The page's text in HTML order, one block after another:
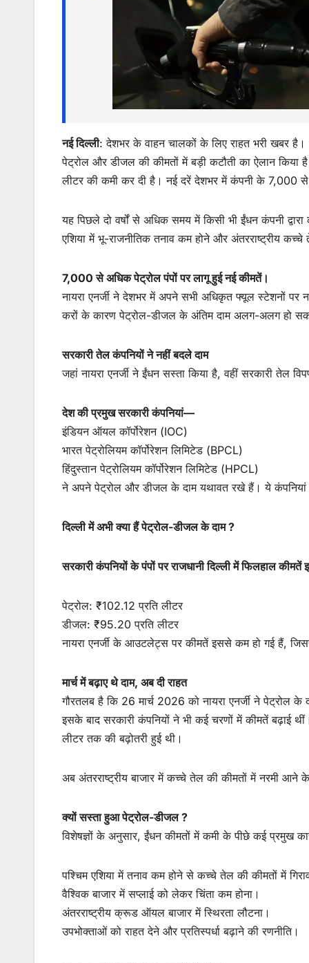
o
k
e
n
g
er
नई दिल्ली: देशभर के वाहन चालकों के लिए राहत भरी खबर
पेट्रोल और डीजल की कीमतों में बड़ी कटौती का ऐलान
लीटर की कमी कर दी है। नई दरें देशभर में कंपनी के 7,000
यह पिछले दो वर्षों से अधिक समय में किसी भी ईंधन कंपनी
एशिया में भू-राजनीतिक तनाव कम होने और अंतरराष्ट्रीय
7,000 से अधिक पेट्रोल पंपों पर लागू हुई नई कीमतें।
नायरा एनर्जी ने देशभर में अपने सभी अधिकृत फ्यूल स्टेशनों
करों के कारण पेट्रोल-डीजल के अंतिम दाम अलग-अलग हो
सरकारी तेल कंपनियों ने नहीं बदले दाम
जहां नायरा एनर्जी ने ईंधन सस्ता किया है, वहीं सरकारी तेल
देश की प्रमुख सरकारी कंपनियां—
इंडियन ऑयल कॉर्पोरेशन (IOC)
भारत पेट्रोलियम कॉर्पोरेशन लिमिटेड (BPCL)
हिंदुस्तान पेट्रोलियम कॉर्पोरेशन लिमिटेड (HPCL)
ने अपने पेट्रोल और डीजल के दाम यथावत रखे हैं। ये
दिल्ली में अभी क्या हैं पेट्रोल-डीजल के दाम ?
सरकारी कंपनियों के पंपों पर राजधानी दिल्ली में फिलहाल
पेट्रोल: ₹102.12 प्रति लीटर
डीजल: ₹95.20 प्रति लीटर
नायरा एनर्जी के आउटलेट्स पर कीमतें इससे कम हो गई हैं,
मार्च में बढ़ाए थे दाम, अब दी राहत
गौरतलब है कि 26 मार्च 2026 को नायरा एनर्जी ने पेट्रोल
इसके बाद सरकारी कंपनियों ने भी कई चरणों में कीमतें बढ़ाई
लीटर तक की बढ़ोतरी हुई थी।
अब अंतरराष्ट्रीय बाजार में कच्चे तेल की कीमतों में नरमी आने
क्यों सस्ता हुआ पेट्रोल-डीजल ?
विशेषज्ञों के अनुसार, ईंधन कीमतों में कमी के पीछे कई प्रमुख
पश्चिम एशिया में तनाव कम होने से कच्चे तेल की कीमतों में
वैश्विक बाजार में सप्लाई को लेकर चिंता कम होना।
अंतरराष्ट्रीय क्रूड ऑयल बाजार में स्थिरता लौटना।
उपभोक्ताओं को राहत देने और प्रतिस्पर्धा बढ़ाने की रणनीति।